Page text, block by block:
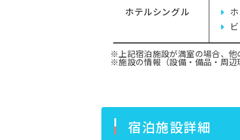
ホテルシングル
※上記宿泊施設が満室の場合、他
※施設の情報（設備・備品・周辺
宿泊施設詳細